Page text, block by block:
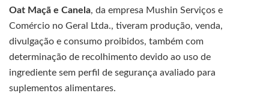
Oat Maçã e Canela, da empresa Mushin Serviços e
Comércio no Geral Ltda., tiveram produção, venda,
divulgação e consumo proibidos, também com
determinação de recolhimento devido ao uso de
ingrediente sem perfil de segurança avaliado para
suplementos alimentares.